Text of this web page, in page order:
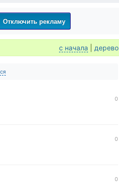
Отключить рекламу
с начала дерево
0
0
0